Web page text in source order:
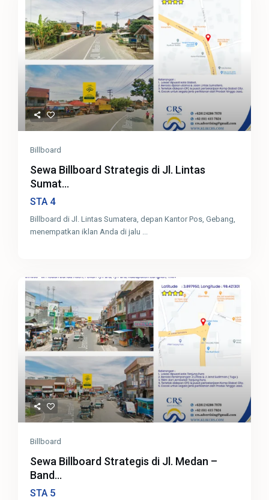
Billboard
Sewa Billboard Strategis di Jl. Lintas
Sumat...
STA 4
Billboard di Jl. Lintas Sumatera, depan Kantor Pos, Gebang,
menempatkan iklan Anda di jalu
Billboard
Sewa Billboard Strategis di Jl. Medan –
Band...
STA 5